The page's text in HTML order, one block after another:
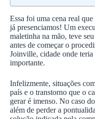
Essa foi uma cena real
já presenciamos! Um
maletinha na mão, teve
antes de começar o
Joinville, cidade onde
importante.
Infelizmente, situações
país e o transtorno que o
gerar é imenso. No caso
além de perder a